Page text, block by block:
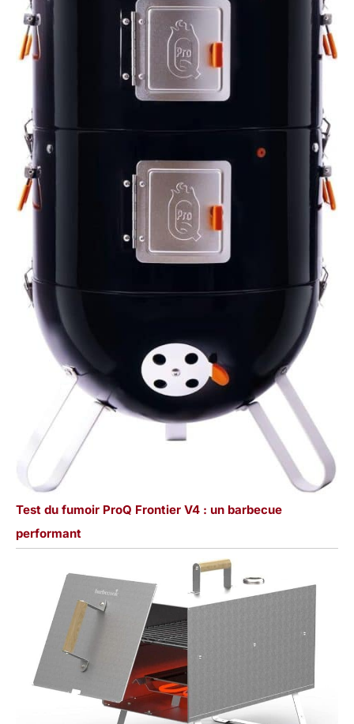
Test du fumoir ProQ Frontier V4 : un barbecue
performant